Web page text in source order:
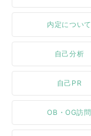
内定について
自己分析
自己PR
OB・OG訪問